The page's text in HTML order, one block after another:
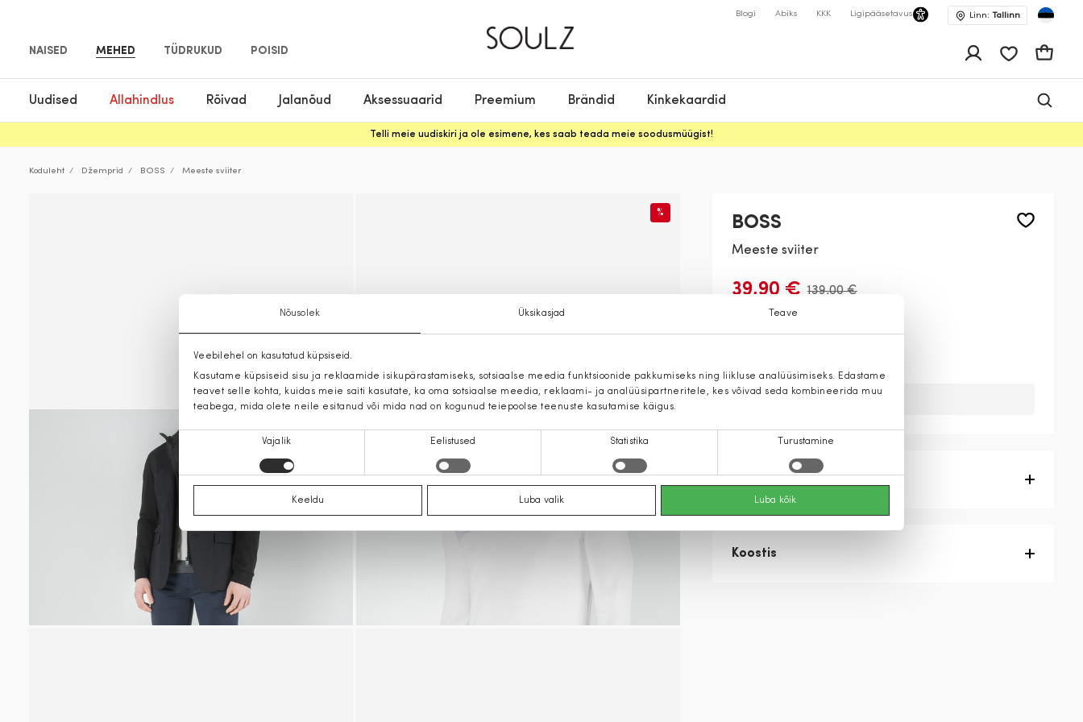
Nõusolek Üksikasjad Teave
Veebilehel on kasutatud küpsiseid.
Kasutame küpsiseid sisu ja reklaamide isikupärastamiseks, sotsiaalse meedia funktsioonide pakkumiseks ning liikluse analüüsimiseks. Edastame
teavet selle kohta, kuidas meie saiti kasutate, ka oma sotsiaalse meedia, reklaami- ja analüüsipartneritele, kes võivad seda kombineerida muu
teabega, mida olete neile esitanud või mida nad on kogunud teiepoolse teenuste kasutamise käigus.
Vajalik Eelistused Statistika Turustamine
Keeldu Luba valik Luba kõik
NAISED MEHED TÜDRUKUD POISID
Blogi Abiks KKK Ligipääsetavus Linn: Tallinn
Uudised Allahindlus Rõivad Jalanõud Aksessuaarid Preemium Brändid Kinkekaardid
Telli meie uudiskiri ja ole esimene, kes saab teada meie soodusmüügist!
Koduleht Džemprid BOSS Meeste sviiter
%
BOSS
Meeste sviiter
39,90 € 139,00 €
Tootekirjeldus
Koostis